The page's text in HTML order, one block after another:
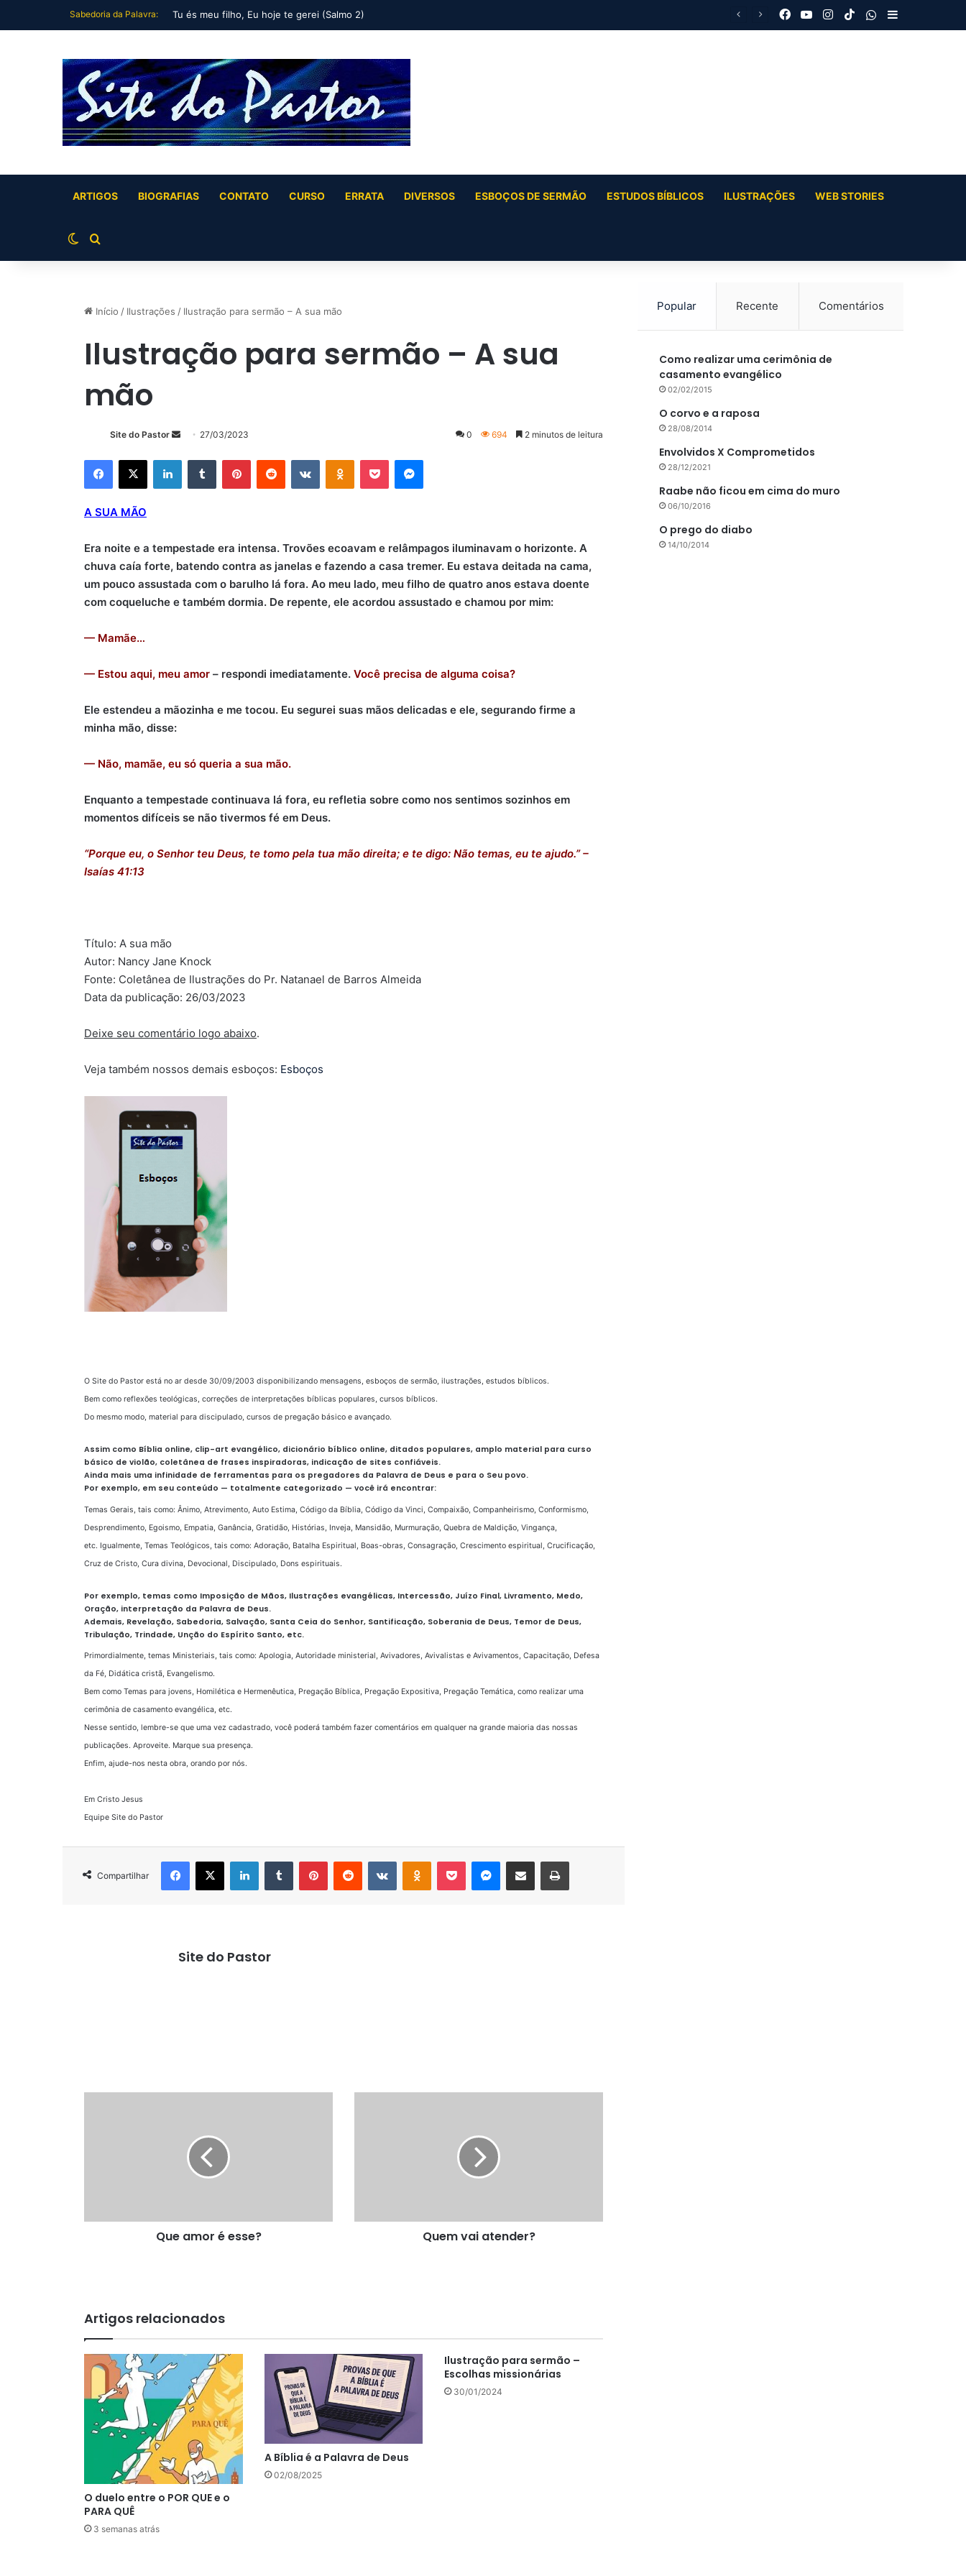
Sabedoria da Palavra: Tu és meu filho, Eu hoje te gerei (Salmo 2) Facebook
YouTubeInstagram
TikTokWhatsApp
Barra Lateral
ARTIGOS BIOGRAFIAS CONTATO CURSO ERRATA DIVERSOS ESBOÇOS DE SERMÃO ESTUDOS BÍBLICOS ILUSTRAÇÕES WEB STORIES
Switch skin
Buscar por
Início / Ilustrações / Ilustração para sermão – A sua mão
Ilustração para sermão – A sua
mão
Site do Pastor
Mande
mail
27/03/2023 0 694 2 minutos de leitura
Facebook
X LinkedinTumblr PinterestReddit VK OK Pocket Messenger
A SUA MÃO
Era noite e a tempestade era intensa. Trovões ecoavam e relâmpagos iluminavam o horizonte. A
chuva caía forte, batendo contra as janelas e fazendo a casa tremer. Eu estava deitada na cama,
um pouco assustada com o barulho lá fora. Ao meu lado, meu filho de quatro anos estava doente
com coqueluche e também dormia. De repente, ele acordou assustado e chamou por mim:
— Mamãe…
— Estou aqui, meu amor – respondi imediatamente. Você precisa de alguma coisa?
Ele estendeu a mãozinha e me tocou. Eu segurei suas mãos delicadas e ele, segurando firme a
minha mão, disse:
— Não, mamãe, eu só queria a sua mão.
Enquanto a tempestade continuava lá fora, eu refletia sobre como nos sentimos sozinhos em
momentos difíceis se não tivermos fé em Deus.
“Porque eu, o Senhor teu Deus, te tomo pela tua mão direita; e te digo: Não temas, eu te ajudo.” –
Isaías 41:13
Título: A sua mão
Autor: Nancy Jane Knock
Fonte: Coletânea de Ilustrações do Pr. Natanael de Barros Almeida
Data da publicação: 26/03/2023
Deixe seu comentário logo abaixo.
Veja também nossos demais esboços: Esboços
O Site do Pastor está no ar desde 30/09/2003 disponibilizando mensagens, esboços de sermão, ilustrações, estudos bíblicos.
Bem como reflexões teológicas, correções de interpretações bíblicas populares, cursos bíblicos.
Do mesmo modo, material para discipulado, cursos de pregação básico e avançado.
Assim como Bíblia online, clip-art evangélico, dicionário bíblico online, ditados populares, amplo material para curso
básico de violão, coletânea de frases inspiradoras, indicação de sites confiáveis.
Ainda mais uma infinidade de ferramentas para os pregadores da Palavra de Deus e para o Seu povo.
Por exemplo, em seu conteúdo — totalmente categorizado — você irá encontrar:
Temas Gerais, tais como: Ânimo, Atrevimento, Auto Estima, Código da Bíblia, Código da Vinci, Compaixão, Companheirismo, Conformismo,
Desprendimento, Egoismo, Empatia, Ganância, Gratidão, Histórias, Inveja, Mansidão, Murmuração, Quebra de Maldição, Vingança,
etc. Igualmente, Temas Teológicos, tais como: Adoração, Batalha Espiritual, Boas-obras, Consagração, Crescimento espiritual, Crucificação,
Cruz de Cristo, Cura divina, Devocional, Discipulado, Dons espirituais.
Por exemplo, temas como Imposição de Mãos, Ilustrações evangélicas, Intercessão, Juízo Final, Livramento, Medo,
Oração, interpretação da Palavra de Deus.
Ademais, Revelação, Sabedoria, Salvação, Santa Ceia do Senhor, Santificação, Soberania de Deus, Temor de Deus,
Tribulação, Trindade, Unção do Espírito Santo, etc.
Primordialmente, temas Ministeriais, tais como: Apologia, Autoridade ministerial, Avivadores, Avivalistas e Avivamentos, Capacitação, Defesa
da Fé, Didática cristã, Evangelismo.
Bem como Temas para jovens, Homilética e Hermenêutica, Pregação Bíblica, Pregação Expositiva, Pregação Temática, como realizar uma
cerimônia de casamento evangélica, etc.
Nesse sentido, lembre-se que uma vez cadastrado, você poderá também fazer comentários em qualquer na grande maioria das nossas
publicações. Aproveite. Marque sua presença.
Enfim, ajude-nos nesta obra, orando por nós.
Em Cristo Jesus
Equipe Site do Pastor
Compartilhar
Facebook
X LinkedinTumblr PinterestReddit VK OK Pocket Messenger
Compartilhar via e-mail Imprimir
Site do Pastor
Que amor é esse? Quem vai atender?
Artigos relacionados
O duelo entre o POR QUE e o
PARA QUÊ
3 semanas atrás
A Bíblia é a Palavra de Deus
02/08/2025
Ilustração para sermão –
Escolhas missionárias
30/01/2024
Popular Recente Comentários
Como realizar uma cerimônia de
casamento evangélico
02/02/2015
O corvo e a raposa
28/08/2014
Envolvidos X Comprometidos
28/12/2021
Raabe não ficou em cima do muro
06/10/2016
O prego do diabo
14/10/2014